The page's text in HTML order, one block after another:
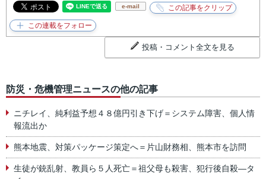
e-mail
投稿・コメント全文を見る
防災・危機管理ニュースの他の記事
ニチレイ、純利益予想４８億円引き下げ＝システム障害、個人情
報流出か
熊本地震、対策パッケージ策定へ＝片山財務相、熊本市を訪問
生徒が銃乱射、教員ら５人死亡＝祖父母も殺害、犯行後自殺―タ